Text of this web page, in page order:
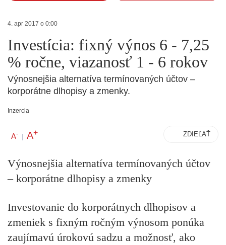
4. apr 2017 o 0:00
Investícia: fixný výnos 6 - 7,25
% ročne, viazanosť 1 - 6 rokov
Výnosnejšia alternatíva termínovaných účtov –
korporátne dlhopisy a zmenky.
Inzercia
A- | A+ ZDIEĽAŤ
Výnosnejšia alternatíva termínovaných účtov
– korporátne dlhopisy a zmenky
Investovanie do korporátnych dlhopisov a
zmeniek s fixným ročným výnosom ponúka
zaujímavú úrokovú sadzu a možnosť, ako